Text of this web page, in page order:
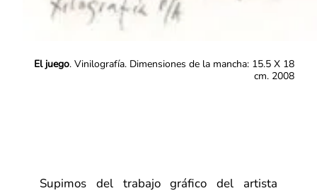
El juego. Vinilografía. Dimensiones de la mancha: 15.5 X 18
cm. 2008
Supimos del trabajo gráfico del artista